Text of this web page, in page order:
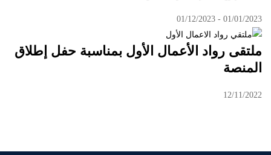
01/01/2023 - 01/12/2023
ملتقى رواد الأعمال الأول بمناسبة حفل إطلاق
المنصة
12/11/2022